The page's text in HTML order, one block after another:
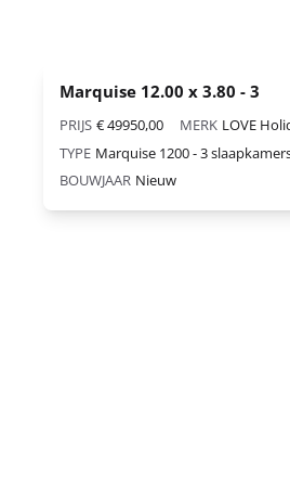
Marquise 12.00 x 3.80 - 3
PRIJS € 49950,00 MERK LOVE
TYPE Marquise 1200 - 3
BOUWJAAR Nieuw